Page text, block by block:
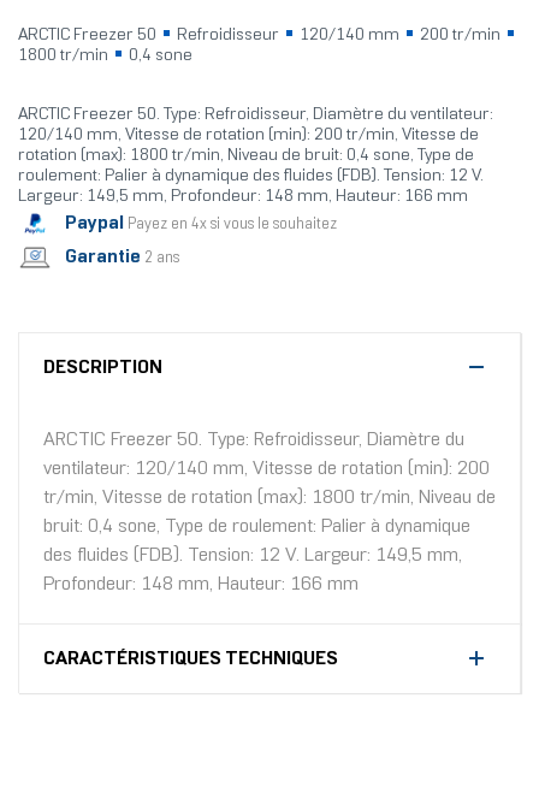
ARCTIC Freezer 50 Refroidisseur 120/140 mm
200 tr/min
1800 tr/min
0,4 sone
ARCTIC Freezer 50. Type: Refroidisseur, Diamètre du ventilateur:
120/140 mm, Vitesse de rotation (min): 200 tr/min, Vitesse de
rotation (max): 1800 tr/min, Niveau de bruit: 0,4 sone, Type de
roulement: Palier à dynamique des fluides (FDB). Tension: 12 V.
Largeur: 149,5 mm, Profondeur: 148 mm, Hauteur: 166 mm
Paypal Payez en 4x si vous le souhaitez
Garantie 2 ans
DESCRIPTION
ARCTIC Freezer 50. Type: Refroidisseur, Diamètre du
ventilateur: 120/140 mm, Vitesse de rotation (min): 200
tr/min, Vitesse de rotation (max): 1800 tr/min, Niveau de
bruit: 0,4 sone, Type de roulement: Palier à dynamique
des fluides (FDB). Tension: 12 V. Largeur: 149,5 mm,
Profondeur: 148 mm, Hauteur: 166 mm
CARACTÉRISTIQUES TECHNIQUES